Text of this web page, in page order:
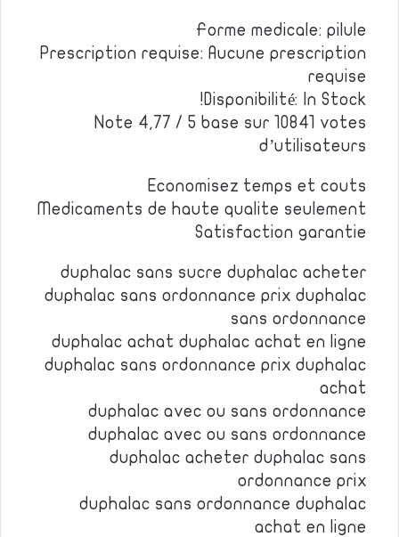
Forme medicale: pilule
Prescription requise: Aucune prescription
requise
Disponibilité: In Stock!
Note 4,77 / 5 base sur 10841 votes
d’utilisateurs
Economisez temps et couts
Medicaments de haute qualite seulement
Satisfaction garantie
duphalac sans sucre duphalac acheter
duphalac sans ordonnance prix duphalac
sans ordonnance
duphalac achat duphalac achat en ligne
duphalac sans ordonnance prix duphalac
achat
duphalac avec ou sans ordonnance
duphalac avec ou sans ordonnance
duphalac acheter duphalac sans
ordonnance prix
duphalac sans ordonnance duphalac
achat en ligne